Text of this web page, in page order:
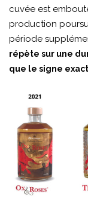
cuvée est
production
période
répète sur une
que le signe